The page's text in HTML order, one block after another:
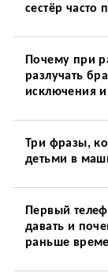
сестёр
Почему при
разлучать
исключения
Три фразы,
детьми в
Первый
давать и
раньше